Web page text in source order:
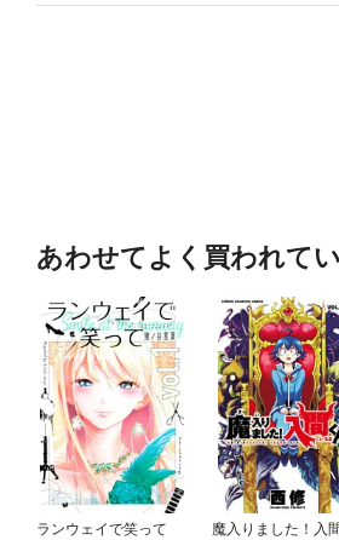
あわせてよく買われて
ランウェイで笑って
魔入りました！入